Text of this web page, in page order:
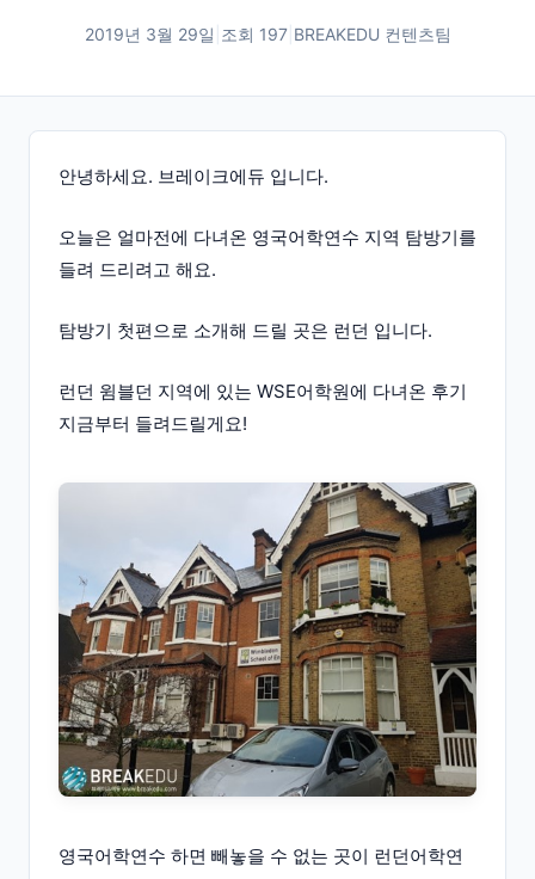
2019년 3월 29일 조회 197| BREAKEDU 컨텐츠팀
안녕하세요. 브레이크에듀 입니다.
오늘은 얼마전에 다녀온 영국어학연수 지역 탐방기를
들려 드리려고 해요.
탐방기 첫편으로 소개해 드릴 곳은 런던 입니다.
런던 윔블던 지역에 있는 WSE어학원에 다녀온 후기
지금부터 들려드릴게요!
영국어학연수 하면 빼놓을 수 없는 곳이 런던어학연